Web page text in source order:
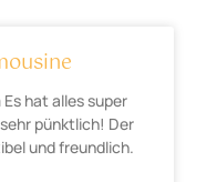
hat alles super
pünktlich! Der
und freundlich.